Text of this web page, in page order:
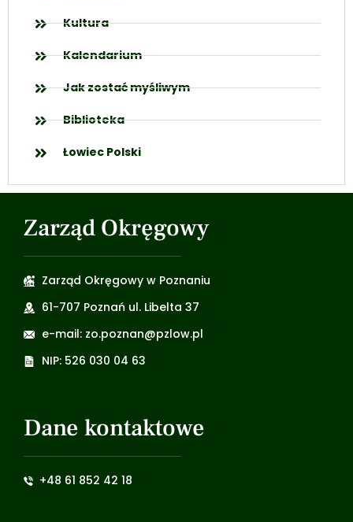
Kultura
Kalendarium
Jak zostać myśliwym
Biblioteka
Łowiec Polski
Zarząd Okręgowy
Zarząd Okręgowy w Poznaniu
61-707 Poznań ul. Libelta 37
e-mail: zo.poznan@pzlow.pl
NIP: 526 030 04 63
Dane kontaktowe
+48 61 852 42 18